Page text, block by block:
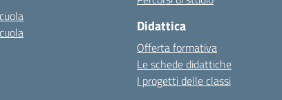
Didattica
Offerta formativa
Le schede didattiche
I progetti delle classi